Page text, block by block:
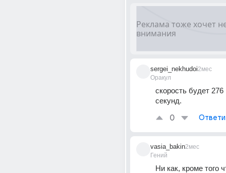
sergei_nekhudoi
Оракул
2мес
скорость будет 276
секунд.
0
vasia_bakin
Гений
2мес
Ни как, кроме того